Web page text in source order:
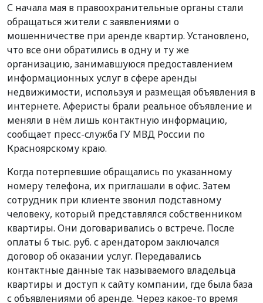
С начала мая в правоохранительные органы стали
обращаться жители с заявлениями о
мошенничестве при аренде квартир. Установлено,
что все они обратились в одну и ту же
организацию, занимавшуюся предоставлением
информационных услуг в сфере аренды
недвижимости, используя и размещая объявления в
интернете. Аферисты брали реальное объявление и
меняли в нём лишь контактную информацию,
сообщает пресс-служба ГУ МВД России по
Красноярскому краю.
Когда потерпевшие обращались по указанному
номеру телефона, их приглашали в офис. Затем
сотрудник при клиенте звонил подставному
человеку, который представлялся собственником
квартиры. Они договаривались о встрече. После
оплаты 6 тыс. руб. с арендатором заключался
договор об оказании услуг. Передавались
контактные данные так называемого владельца
квартиры и доступ к сайту компании, где была база
с объявлениями об аренде. Через какое-то время